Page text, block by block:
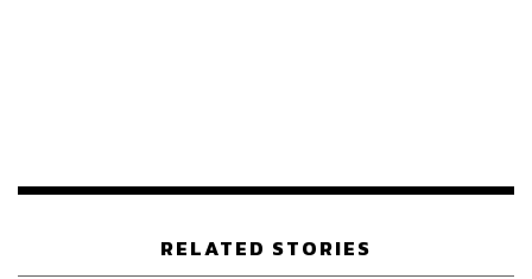
เหตุผลที่อาจนำมาซึ่งกฎการควบคุมที่เข้มงวดและรุนแรงขึ้น
RELATED STORIES